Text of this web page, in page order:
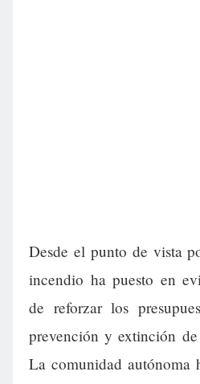
Desde el punto de vista
incendio ha puesto en
de reforzar los
prevención y extinción de
La comunidad autónoma